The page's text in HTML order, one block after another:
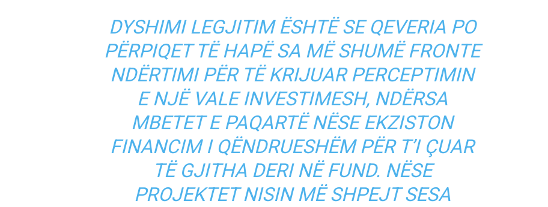
DYSHIMI LEGJITIM ËSHTË SE QEVERIA PO
PËRPIQET TË HAPË SA MË SHUMË FRONTE
NDËRTIMI PËR TË KRIJUAR PERCEPTIMIN
E NJË VALE INVESTIMESH, NDËRSA
MBETET E PAQARTË NËSE EKZISTON
FINANCIM I QËNDRUESHËM PËR T’I ÇUAR
TË GJITHA DERI NË FUND. NËSE
PROJEKTET NISIN MË SHPEJT SESA